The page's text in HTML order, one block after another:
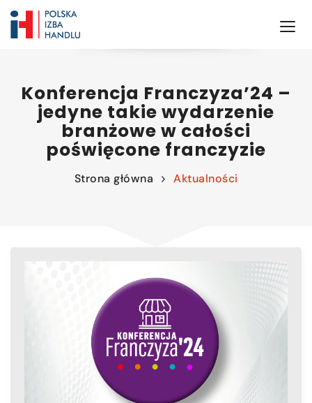
Konferencja Franczyza’24 –
jedyne takie wydarzenie
branżowe w całości
poświęcone franczyzie
Strona główna Aktualności